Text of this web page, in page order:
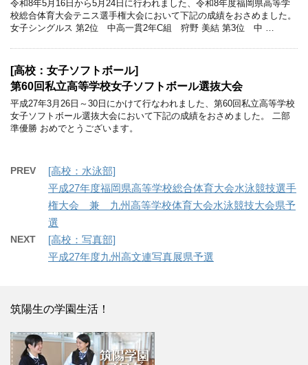
令和8年5月16日から5月24日に行われました、令和8年度福岡県高等学
校総合体育大会テニス選手権大会において下記の成績をおさめました。
女子シングルス 第2位 中高一貫2年C組 狩野 美結 第3位 中 …
[高校：女子ソフトボール]
第60回私立高等学校女子ソフトボール選抜大会
平成27年3月26日～30日にかけて行なわれました、第60回私立高等学校
女子ソフトボール選抜大会において下記の成績をおさめました。 二部
準優勝 おめでとうございます。
PREV
[高校：水泳部]
平成27年度福岡県高等学校総合体育大会水泳競技選手
権大会 兼 九州高等学校体育大会水泳競技大会県予
選
NEXT
[高校：写真部]
平成27年度九州高文連写真展県予選
筑陽生の学園生活！